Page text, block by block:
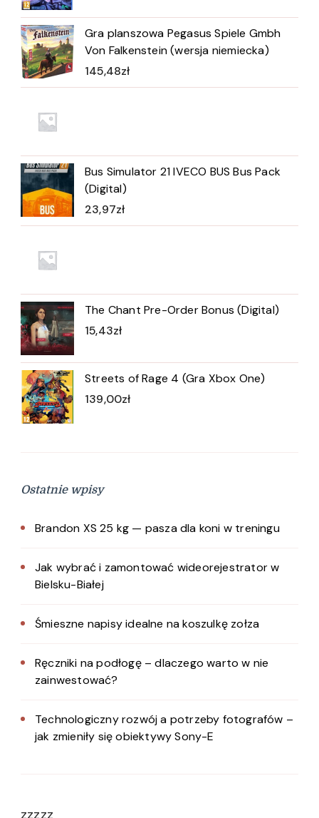
Gra planszowa Pegasus Spiele Gmbh
Von Falkenstein (wersja niemiecka)
145,48zł
Bus Simulator 21 IVECO BUS Bus Pack
(Digital)
23,97zł
The Chant Pre-Order Bonus (Digital)
15,43zł
Streets of Rage 4 (Gra Xbox One)
139,00zł
Ostatnie wpisy
Brandon XS 25 kg — pasza dla koni w treningu
Jak wybrać i zamontować wideorejestrator w
Bielsku-Białej
Śmieszne napisy idealne na koszulkę zołza
Ręczniki na podłogę – dlaczego warto w nie
zainwestować?
Technologiczny rozwój a potrzeby fotografów –
jak zmieniły się obiektywy Sony-E